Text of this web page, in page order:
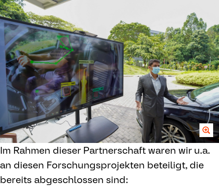
Im Rahmen dieser Partnerschaft waren wir u.a.
an diesen Forschungsprojekten beteiligt, die
bereits abgeschlossen sind: